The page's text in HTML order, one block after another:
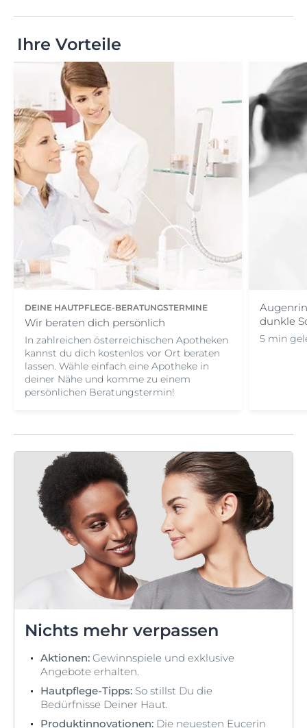
Ihre Vorteile
DEINE HAUTPFLEGE-BERATUNGSTERMINE
Wir beraten dich persönlich
In zahlreichen österreichischen Apotheken
kannst du dich kostenlos vor Ort beraten
lassen. Wähle einfach eine Apotheke in
deiner Nähe und komme zu einem
persönlichen Beratungstermin!
dunkle
5 min
Nichts mehr verpassen
Aktionen: Gewinnspiele und exklusive
Angebote erhalten.
Hautpflege-Tipps: So stillst Du die
Bedürfnisse Deiner Haut.
Produktinnovationen: Die neuesten Eucerin